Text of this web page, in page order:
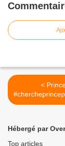
< Princess
Hébergé par
Top articles